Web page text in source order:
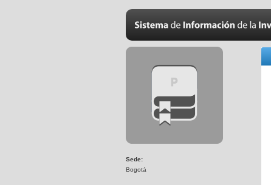
Sede:
Bogotá